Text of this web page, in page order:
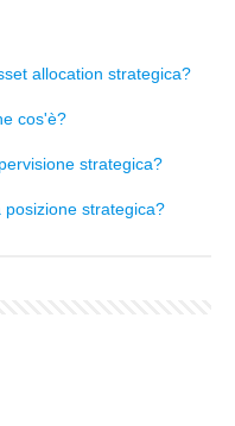
allocation strategica?
cos'è?
strategica?
strategica?